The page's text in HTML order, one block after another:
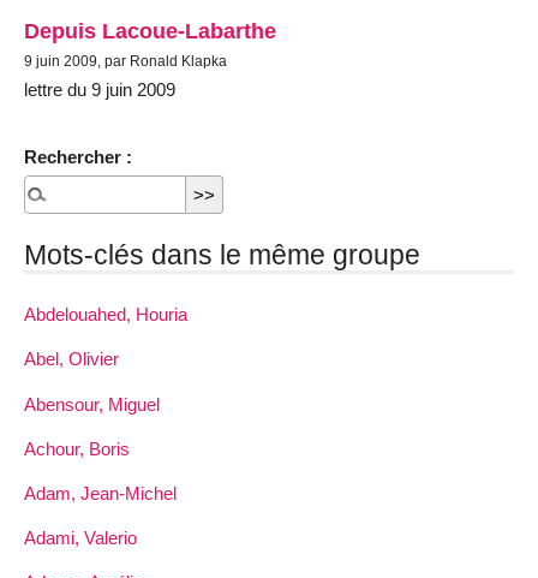
Depuis Lacoue-Labarthe
9 juin 2009, par Ronald Klapka
lettre du 9 juin 2009
Rechercher :
Mots-clés dans le même groupe
Abdelouahed, Houria
Abel, Olivier
Abensour, Miguel
Achour, Boris
Adam, Jean-Michel
Adami, Valerio